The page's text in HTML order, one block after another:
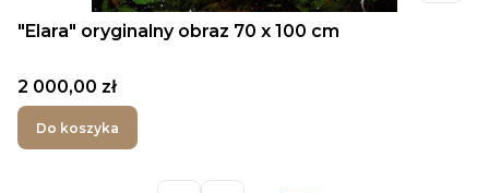
"Elara" oryginalny obraz 70 x 100 cm
Cena
2 000,00 zł
Do koszyka